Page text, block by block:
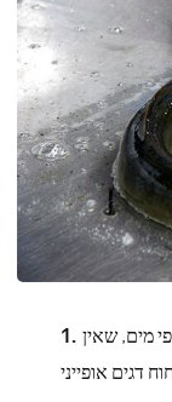
מים, שאין